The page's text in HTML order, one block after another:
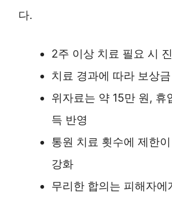
다.
2주 이상 치료 필요 시
치료 경과에 따라 보상
위자료는 약 15만 원, 휴
득 반영
통원 치료 횟수에 제한
강화
무리한 합의는 피해자에